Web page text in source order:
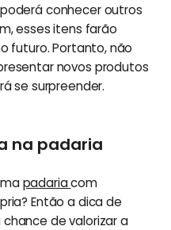
conhecer outros
esses itens farão
futuro. Portanto, não
novos produtos
se surpreender.
na padaria
padariacom
Então a dica de
de valorizar a